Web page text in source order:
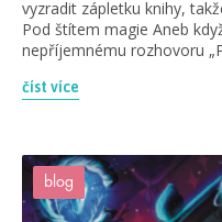
vyzradit zápletku knihy,
Pod štítem magie Aneb
nepříjemnému rozhovoru
číst více
blog